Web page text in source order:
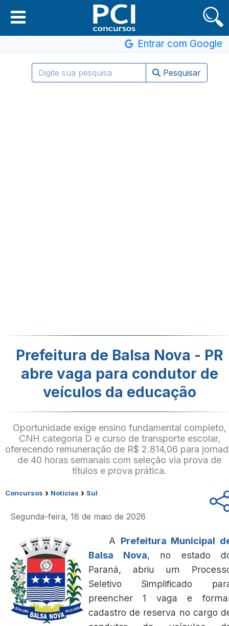
Entrar com Google
Pesquisar
Prefeitura de Balsa Nova - PR
abre vaga para condutor de
veículos da educação
Oportunidade exige ensino fundamental completo,
CNH categoria D e curso de transporte escolar,
oferecendo remuneração de R$ 2.814,06 para
de 40 horas semanais com seleção via prova de
títulos e prova prática.
Concursos › Notícias › Sul
Segunda-feira, 18 de maio de 2026
A Prefeitura Municipal
Balsa Nova, no estado
Paraná, abriu um
Seletivo Simplificado
preencher 1 vaga e
cadastro de reserva no cargo